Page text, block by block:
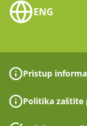
ENG
Pristup
Politika